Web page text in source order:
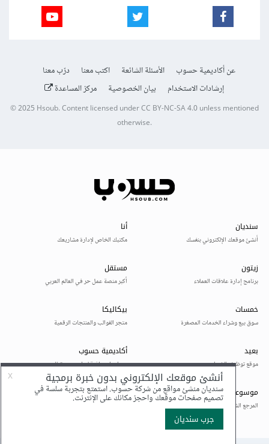
عن أكاديمية حسوب الأسئلة الشائعة اكتب معنا
درّب معنا
إرشادات الاستخدام
بيان الخصوصية مركز المساعدة
© 2025Hsoub.Content licensed underCC BY-NC-SA 4.0unless mentioned
otherwise.